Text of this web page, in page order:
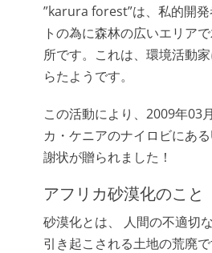
”karura forest”は、私的開
トの為に森林の広いエリア
所です。これは、環境活動
らたようです。
この活動により、2009年03
カ・ケニアのナイロビにあ
謝状が贈られました！
アフリカ砂漠化のこと
砂漠化とは、 人間の不適切
引き起こされる土地の荒廃